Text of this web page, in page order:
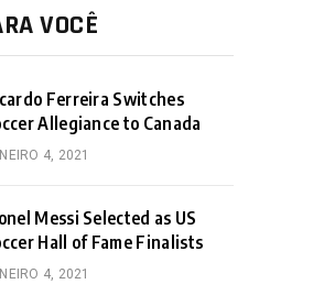
VOCÊ
Ferreira Switches
Allegiance to Canada
4, 2021
Messi Selected as US
Hall of Fame Finalists
4, 2021